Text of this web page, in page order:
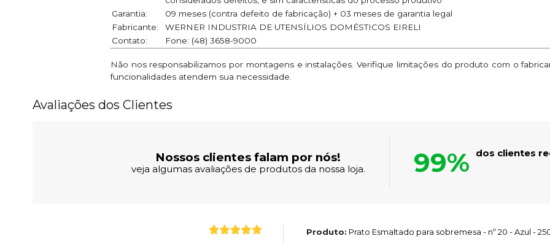
Garantia:
09 meses (contra defeito de fabricação) + 03 meses de garantia legal
Fabricante:
WERNER INDUSTRIA DE UTENSÍLIOS DOMÉSTICOS EIRELI
Contato:
Fone: (48) 3658-9000
Não nos responsabilizamos por montagens e instalações. Verifique limitações do produto com o
funcionalidades atendem sua necessidade.
Avaliações dos Clientes
Nossos clientes falam por nós!
veja algumas avaliações de produtos da nossa loja. 99% dos clientes
Produto: Prato Esmaltado para sobremesa - nº 20 - Azul -